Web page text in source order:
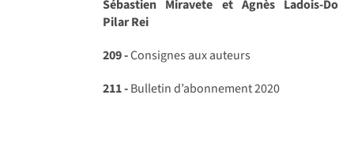
Sébastien Miravete et Agnès Ladois-Do
Pilar Rei
209 -Consignes aux auteurs
211 -Bulletin d’abonnement 2020